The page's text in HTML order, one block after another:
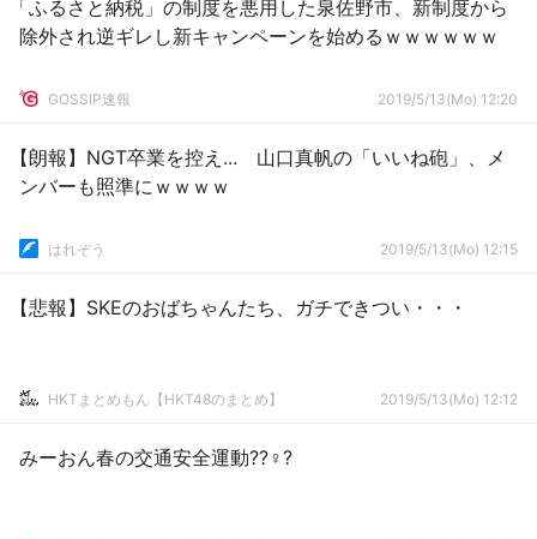
「ふるさと納税」の制度を悪用した泉佐野市、新制度から
除外され逆ギレし新キャンペーンを始めるｗｗｗｗｗｗ
GOSSIP速報 2019/5/13(Mo) 12:20
【朗報】NGT卒業を控え... 山口真帆の「いいね砲」、メ
ンバーも照準にｗｗｗｗ
はれぞう 2019/5/13(Mo) 12:15
【悲報】SKEのおばちゃんたち、ガチできつい・・・
HKTまとめもん【HKT48のまとめ】 2019/5/13(Mo) 12:12
みーおん春の交通安全運動??♀?